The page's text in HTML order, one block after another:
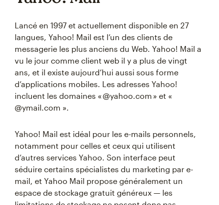
Lancé en 1997 et actuellement disponible en 27
langues, Yahoo! Mail est l’un des clients de
messagerie les plus anciens du Web. Yahoo! Mail a
vu le jour comme client web il y a plus de vingt
ans, et il existe aujourd’hui aussi sous forme
d’applications mobiles. Les adresses Yahoo!
incluent les domaines « @yahoo.com » et «
@ymail.com ».
Yahoo! Mail est idéal pour les e-mails personnels,
notamment pour celles et ceux qui utilisent
d’autres services Yahoo. Son interface peut
séduire certains spécialistes du marketing par e-
mail, et Yahoo Mail propose généralement un
espace de stockage gratuit généreux — les